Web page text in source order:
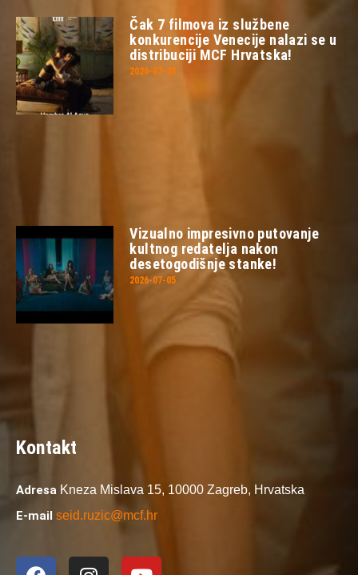
Čak 7 filmova iz službene
konkurencije Venecije nalazi se u
distribuciji MCF Hrvatska!
2026-07-23
Vizualno impresivno putovanje
kultnog redatelja nakon
desetogodišnje stanke!
2026-07-05
Kontakt
Adresa Kneza Mislava 15, 10000 Zagreb, Hrvatska
E-mail seid.ruzic@mcf.hr